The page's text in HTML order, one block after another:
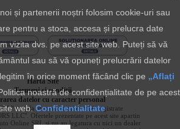
Harta Site
Termeni si conditii
datelor cu caracter personal
si sigla aferenta sunt marci inregistrate
LLC". Ofertele prezentate pe acest site apartin
Online SRL si nu au legatura cu nici un dealer
și partenerii noștri folosim cookie-uri sau
pentru a stoca, accesa și prelucra date
vizita dvs. pe acest site web. Puteți să vă
sau să vă opuneți prelucrării datelor
în orice moment făcând clic pe „Aflați
noastră de confidențialitate de pe acest
web.Confidentialitate